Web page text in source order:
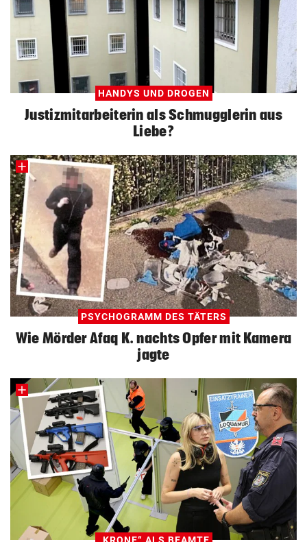
HANDYS UND DROGEN
Justizmitarbeiterin als Schmugglerin aus
Liebe?
PSYCHOGRAMM DES TÄTERS
Wie Mörder Afaq K. nachts Opfer mit Kamera
jagte